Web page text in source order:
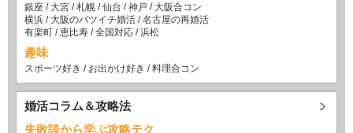
銀座 / 大宮 /札幌 /仙台 /神戸 / 大阪合コン
横浜 / 大阪のバツイチ婚活 /名古屋の再婚活
有楽町 /恵比寿 /全国対応 /浜松
趣味
スポーツ好き / お出かけ好き /料理合コン
婚活コラム＆攻略法
失敗談から学ぶ攻略テク